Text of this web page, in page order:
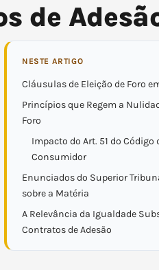
de
NESTE ARTIGO
Cláusulas de Eleição de Foro
Princípios que Regem a
Foro
Impacto do Art. 51 do Código
Consumidor
Enunciados do Superior
sobre a Matéria
A Relevância da Igualdade
Contratos de Adesão